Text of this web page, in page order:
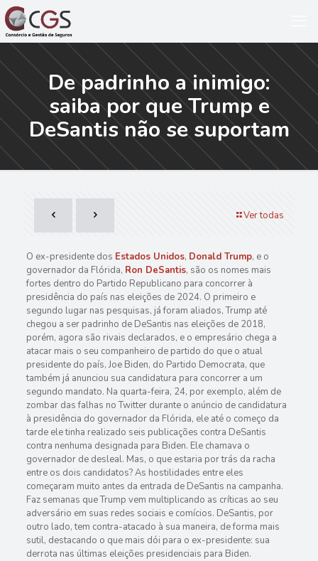
De padrinho a inimigo:
saiba por que Trump e
DeSantis não se suportam
Ver todas
O ex-presidente dos Estados Unidos, Donald Trump, e o
governador da Flórida, Ron DeSantis, são os nomes mais
fortes dentro do Partido Republicano para concorrer à
presidência do país nas eleições de 2024. O primeiro e
segundo lugar nas pesquisas, já foram aliados, Trump até
chegou a ser padrinho de DeSantis nas eleições de 2018,
porém, agora são rivais declarados, e o empresário chega a
atacar mais o seu companheiro de partido do que o atual
presidente do país, Joe Biden, do Partido Democrata, que
também já anunciou sua candidatura para concorrer a um
segundo mandato. Na quarta-feira, 24, por exemplo, além de
zombar das falhas no Twitter durante o anúncio de candidatura
à presidência do governador da Flórida, ele até o começo da
tarde ele tinha realizado seis publicações contra DeSantis
contra nenhuma designada para Biden. Ele chamava o
governador de desleal. Mas, o que estaria por trás da racha
entre os dois candidatos? As hostilidades entre eles
começaram muito antes da entrada de DeSantis na campanha.
Faz semanas que Trump vem multiplicando as críticas ao seu
adversário em suas redes sociais e comícios. DeSantis, por
outro lado, tem contra-atacado à sua maneira, de forma mais
sutil, destacando o que mais dói para o ex-presidente: sua
derrota nas últimas eleições presidenciais para Biden.